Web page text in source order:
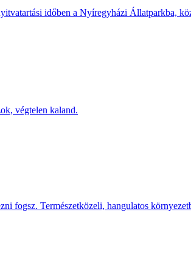
időben a Nyíregyházi Állatparkba,
végtelen kaland.
fogsz. Természetközeli, hangulatos